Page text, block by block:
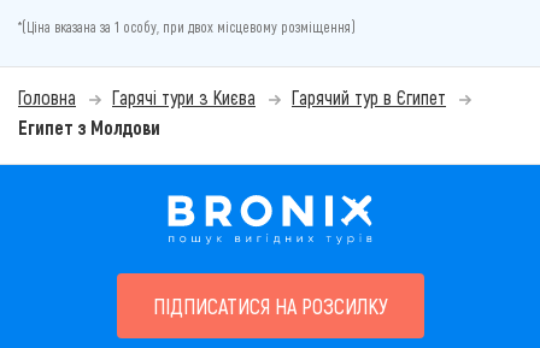
*(Ціна вказана за 1 особу, при двох місцевому розміщення)
Головна Гарячі тури з Києва
Гарячий тур в Єгипет
Египет з Молдови
ПІДПИСАТИСЯ НА РОЗСИЛКУ